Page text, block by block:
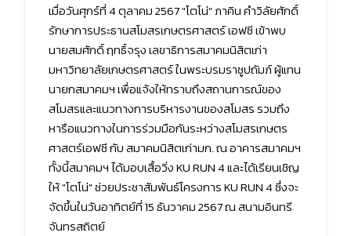
เมื่อวันศุกร์ที่ 4 ตุลาคม 2567 "โตโน่" ภาคิน คำวิลัยศักดิ์
รักษาการประธานสโมสรเกษตรศาสตร์ เอฟซี เข้าพบ
นายสมศักดิ์ ฤทธิ์จรุง เลขาธิการสมาคมนิสิตเก่า
มหาวิทยาลัยเกษตรศาสตร์ ในพระบรมราชูปถัมภ์ ผู้แทน
นายกสมาคมฯ เพื่อแจ้งให้ทราบถึงสถานการณ์ของ
สโมสรและแนวทางการบริหารงานของสโมสร รวมถึง
หารือแนวทางในการร่วมมือกันระหว่างสโมสรเกษตร
ศาสตร์เอฟซี กับ สมาคมนิสิตเก่ามก. ณ อาคารสมาคมฯ
ทั้งนี้สมาคมฯ ได้มอบเสื้อวิ่ง KU RUN 4 และได้เรียนเชิญ
ให้ "โตโน่" ช่วยประชาสัมพันธ์โครงการ KU RUN 4 ซึ่งจะ
จัดขึ้นในวันอาทิตย์ที่ 15 ธันวาคม 2567 ณ สนามอินทรี
จันทรสถิตย์